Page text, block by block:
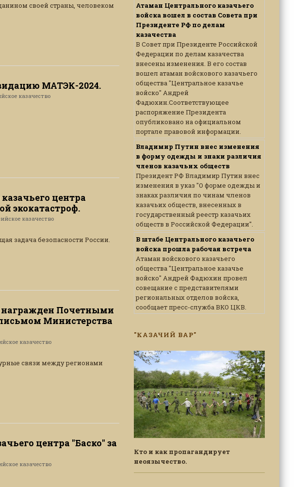
своей страны, человеком
МАТЭК-2024.
казачество
центра
экокатастроф.
казачество
задача безопасности России.
награжден Почетными
Министерства
казачество
связи между регионами
центра "Баско" за
казачество
Атаман Центрального казачьего
войска вошел в состав Совета при
Президенте РФ по делам
казачества
В Совет при Президенте Российской
Федерации по делам казачества
внесены изменения. В его состав
вошел атаман войскового казачьего
общества "Центральное казачье
войско" Андрей
Фадюхин.Соответствующее
распоряжение Президента
опубликовано на официальном
портале правовой информации.
Владимир Путин внес изменения
в форму одежды и знаки различия
членов казачьих обществ
Президент РФ Владимир Путин внес
изменения в указ "О форме одежды и
знаках различия по чинам членов
казачьих обществ, внесенных в
государственный реестр казачьих
обществ в Российской Федерации".
В штабе Центрального казачьего
войска прошла рабочая встреча
Атаман войскового казачьего
общества "Центральное казачье
войско" Андрей Фадюхин провел
совещание с представителями
региональных отделов войска,
сообщает пресс-служба ВКО ЦКВ.
"КАЗАЧИЙ ВАР"
Кто и как пропагандирует
неоязычество.